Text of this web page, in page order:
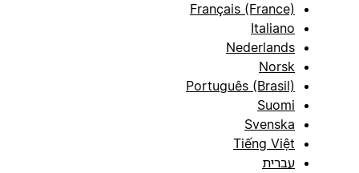
Français (France)
Italiano
Nederlands
Norsk
Português (Brasil)
Suomi
Svenska
Tiếng Việt
עברית